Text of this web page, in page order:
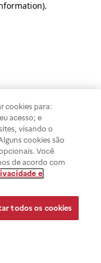
.
cookies para:
acesso; e
visando o
cookies são
Você
de acordo com
e
todos os cookies